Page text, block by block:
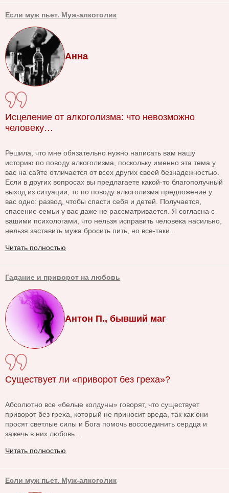
Если муж пьет. Муж-алкоголик
Анна
Исцеление от алкоголизма: что невозможно
человеку…
Решила, что мне обязательно нужно написать вам нашу
историю по поводу алкоголизма, поскольку именно эта тема у
вас на сайте отличается от всех других своей безнадежностью.
Если в других вопросах вы предлагаете какой-то благополучный
выход из ситуации, то по поводу алкоголизма предложение у
вас одно: развод, чтобы спасти себя и детей. Получается,
спасение семьи у вас даже не рассматривается. Я согласна с
вашими психологами, что нельзя исправить человека насильно,
нельзя заставить мужа бросить пить, но все-таки...
Читать полностью
Гадание и приворот на любовь
Антон П., бывший маг
Существует ли «приворот без греха»?
Абсолютно все «белые колдуны» говорят, что существует
приворот без греха, который не приносит вреда, так как они
просят светлые силы и Бога помочь воссоединить сердца и
зажечь в них любовь...
Читать полностью
Если муж пьет. Муж-алкоголик